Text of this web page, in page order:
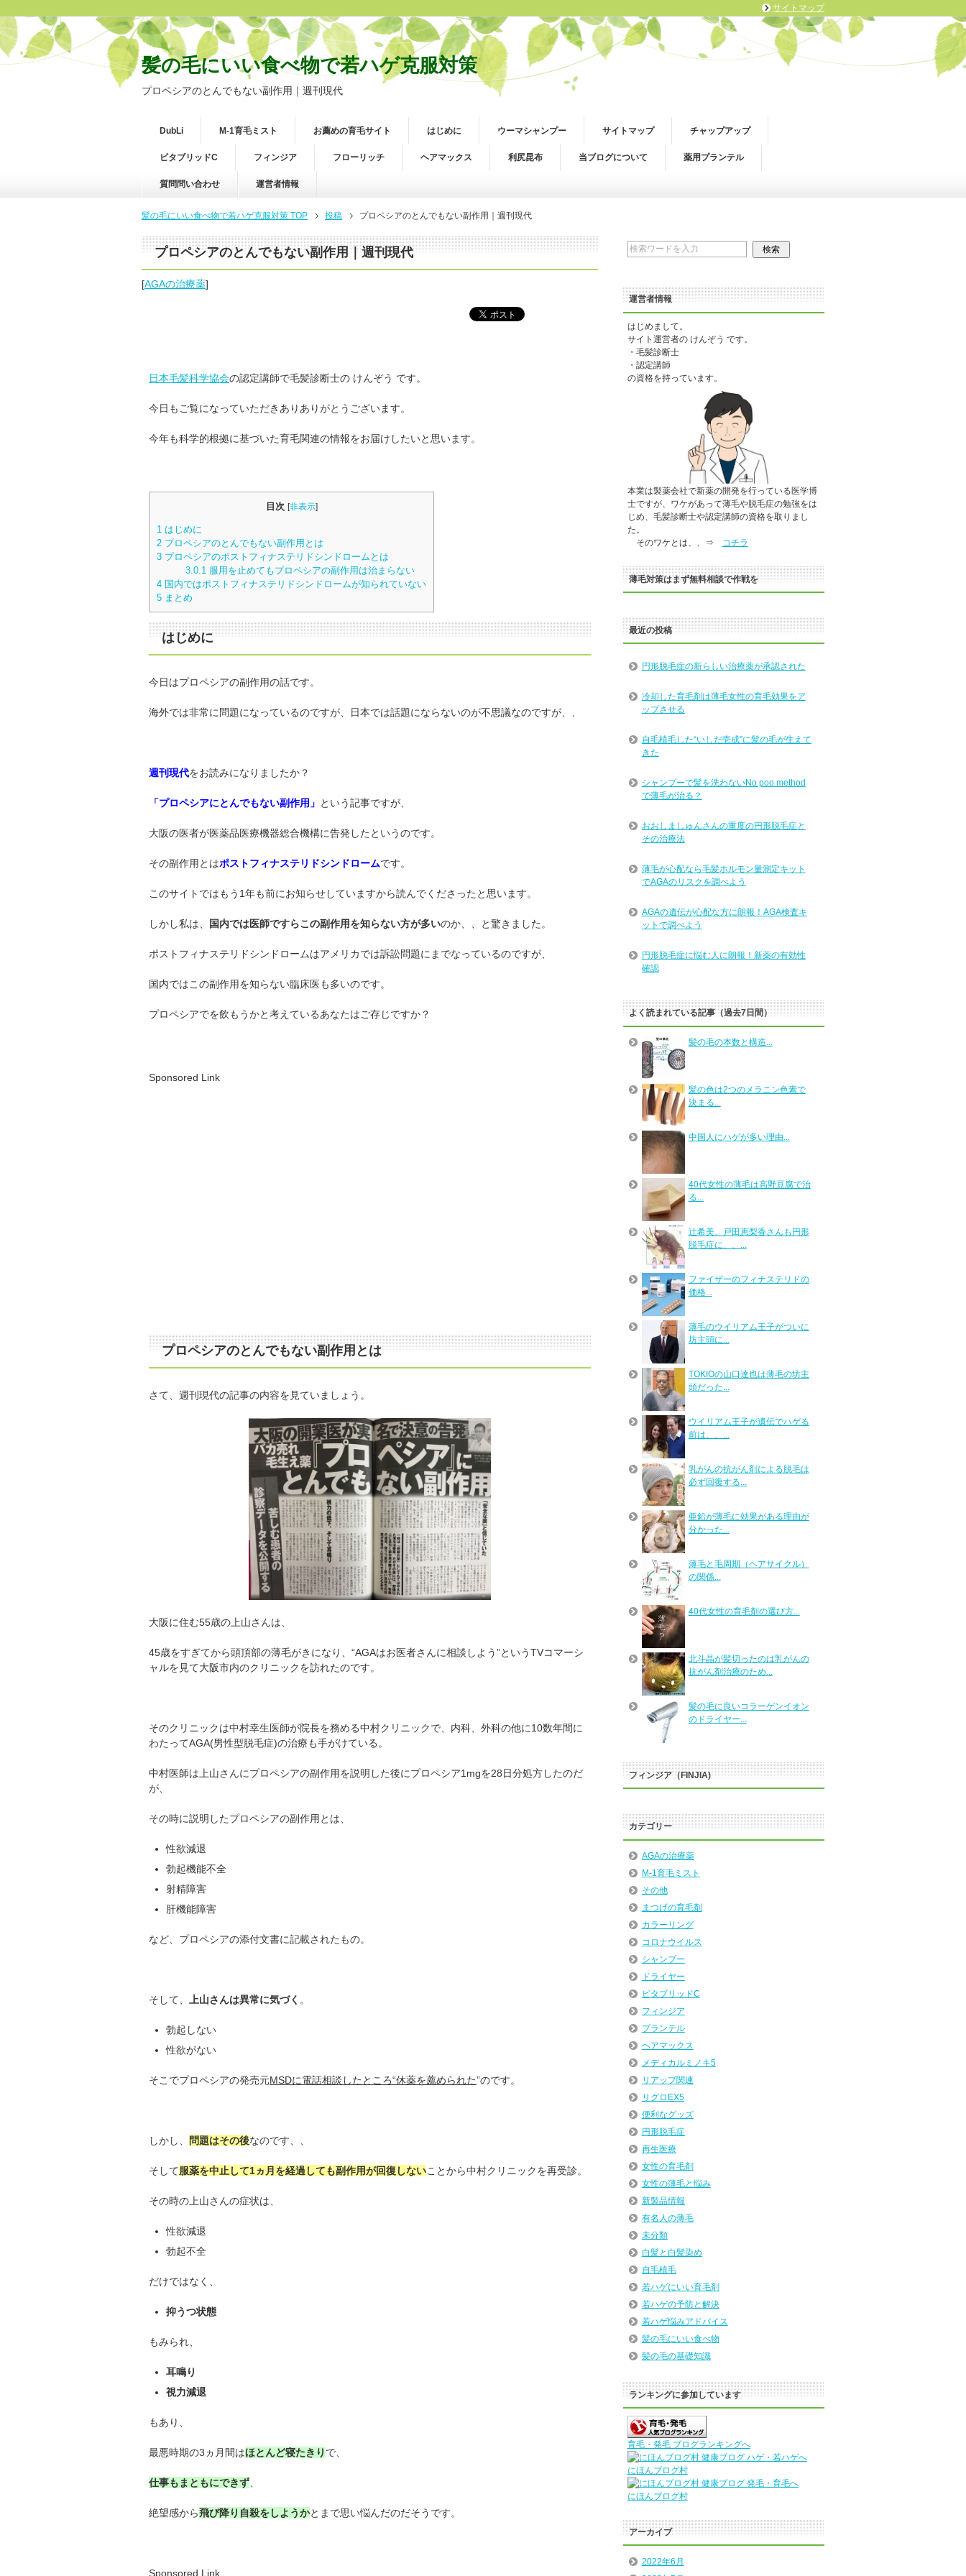
髪の毛にいい食べ物で若ハゲ克服対策
プロペシアのとんでもない副作用｜週刊現代
DubLi M-1育毛ミスト お薦めの育毛サイト はじめに ウーマシャンプー サイトマップ チャップアップ
ビタブリッドC フィンジア フローリッチ ヘアマックス 利尻昆布 当ブログについて 薬用プランテル
質問問い合わせ 運営者情報
髪の毛にいい食べ物で若ハゲ克服対策 TOP 投稿 プロペシアのとんでもない副作用｜週刊現代
プロペシアのとんでもない副作用｜週刊現代
[AGAの治療薬]
日本毛髪科学協会の認定講師で毛髪診断士の けんぞう です。
今日もご覧になっていただきありありがとうございます。
今年も科学的根拠に基づいた育毛関連の情報をお届けしたいと思います。
目次 [非表示]
1 はじめに
2 プロペシアのとんでもない副作用とは
3 プロペシアのポストフィナステリドシンドロームとは
3.0.1服用を止めてもプロペシアの副作用は治まらない
4 国内ではポストフィナステリドシンドロームが知られていない
5 まとめ
はじめに
今日はプロペシアの副作用の話です。
海外では非常に問題になっているのですが、日本では話題にならないのが不思議なのですが、、
週刊現代をお読みになりましたか？
「プロペシアにとんでもない副作用」 という記事ですが、
大阪の医者が医薬品医療機器総合機構に告発したというのです。
その副作用とはポストフィナステリドシンドロームです。
このサイトではもう1年も前にお知らせしていますから読んでくださったと思います。
しかし私は、 国内では医師ですらこの副作用を知らない方が多いのか、、と驚きました。
ポストフィナステリドシンドロームはアメリカでは訴訟問題にまでなっているのですが、
国内ではこの副作用を知らない臨床医も多いのです。
プロペシアでを飲もうかと考えているあなたはご存じですか？
Sponsored Link
プロペシアのとんでもない副作用とは
さて、週刊現代の記事の内容を見ていましょう。
大阪に住む55歳の上山さんは、
45歳をすぎてから頭頂部の薄毛がきになり、“AGAはお医者さんに相談しよう”というTVコマーシ
ャルを見て大阪市内のクリニックを訪れたのです。
そのクリニックは中村幸生医師が院長を務める中村クリニックで、内科、外科の他に10数年間に
わたってAGA(男性型脱毛症)の治療も手がけている。
中村医師は上山さんにプロペシアの副作用を説明した後にプロペシア1mgを28日分処方したのだ
が、
その時に説明したプロペシアの副作用とは、
性欲減退
勃起機能不全
射精障害
肝機能障害
など、プロペシアの添付文書に記載されたもの。
そして、 上山さんは異常に気づく 。
勃起しない
性欲がない
そこでプロペシアの発売元MSDに電話相談したところ“休薬を薦められた”のです。
しかし、 問題はその後なのです、、
そして服薬を中止して1ヵ月を経過しても副作用が回復しないことから中村クリニックを再受診。
その時の上山さんの症状は、
性欲減退
勃起不全
だけではなく、
抑うつ状態
もみられ、
耳鳴り
視力減退
もあり、
最悪時期の3ヵ月間はほとんど寝たきり で、
仕事もまともにできず、
絶望感から飛び降り自殺をしようかとまで思い悩んだのだそうです。
Sponsored Link
運営者情報
はじめまして。
サイト運営者の けんぞう です。
・毛髪診断士
・認定講師
の資格を持っています。
本業は製薬会社で新薬の開発を行っている医学博
士ですが、ワケがあって薄毛や脱毛症の勉強をは
じめ、毛髪診断士や認定講師の資格を取りまし
た。
そのワケとは、、⇒ コチラ
薄毛対策はまず無料相談で作戦を
最近の投稿
円形脱毛症の新らしい治療薬が承認された
冷却した育毛剤は薄毛女性の育毛効果をア
ップさせる
自毛植毛した“いしだ壱成”に髪の毛が生えて
きた
シャンプーで髪を洗わないNo poo method
で薄毛が治る？
おおしましゅんさんの重度の円形脱毛症と
その治療法
薄毛が心配なら毛髪ホルモン量測定キット
でAGAのリスクを調べよう
AGAの遺伝が心配な方に朗報！AGA検査キ
ットで調べよう
円形脱毛症に悩む人に朗報！新薬の有効性
確認
よく読まれている記事（過去7日間）
髪の毛の本数と構造...
髪の色は2つのメラニン色素で
決まる...
中国人にハゲが多い理由...
40代女性の薄毛は高野豆腐で治
る...
辻希美、戸田恵梨香さんも円形
脱毛症に、、...
ファイザーのフィナステリドの
価格...
薄毛のウイリアム王子がついに
坊主頭に...
TOKIOの山口達也は薄毛の坊主
頭だった...
ウイリアム王子が遺伝でハゲる
前は、、...
乳がんの抗がん剤による脱毛は
必ず回復する...
亜鉛が薄毛に効果がある理由が
分かった...
薄毛と毛周期（ヘアサイクル）
の関係...
40代女性の育毛剤の選び方...
北斗晶が髪切ったのは乳がんの
抗がん剤治療のため...
髪の毛に良いコラーゲンイオン
のドライヤー...
フィンジア（FINJIA)
カテゴリー
AGAの治療薬
M-1育毛ミスト
その他
まつげの育毛剤
カラーリング
コロナウイルス
シャンプー
ドライヤー
ビタブリッドC
フィンジア
プランテル
ヘアマックス
メディカルミノキ5
リアップ関連
リグロEX5
便利なグッズ
円形脱毛症
再生医療
女性の育毛剤
女性の薄毛と悩み
新製品情報
有名人の薄毛
未分類
白髪と白髪染め
自毛植毛
若ハゲにいい育毛剤
若ハゲの予防と解決
若ハゲ悩みアドバイス
髪の毛にいい食べ物
髪の毛の基礎知識
ランキングに参加しています
育毛・発毛 ブログランキングへ
にほんブログ村
にほんブログ村
アーカイブ
2022年6月
サイトマップ